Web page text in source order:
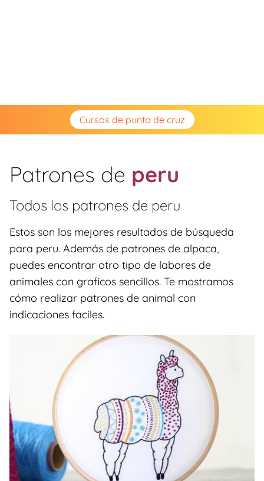
Cursos de punto de cruz
Patrones de peru
Todos los patrones de peru
Estos son los mejores resultados de búsqueda
para peru. Además de patrones de alpaca,
puedes encontrar otro tipo de labores de
animales con graficos sencillos. Te mostramos
cómo realizar patrones de animal con
indicaciones faciles.